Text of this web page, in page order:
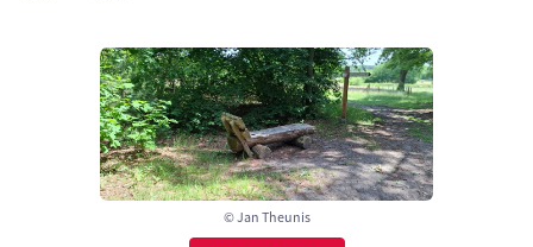
© Jan Theunis